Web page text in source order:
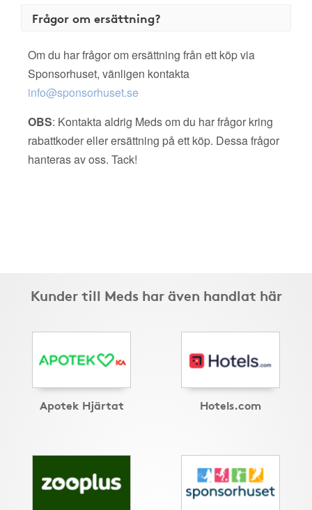
Frågor om ersättning?
Om du har frågor om ersättning från ett köp via
Sponsorhuset, vänligen kontakta
info@sponsorhuset.se
OBS: Kontakta aldrig Meds om du har frågor kring
rabattkoder eller ersättning på ett köp. Dessa frågor
hanteras av oss. Tack!
Kunder till Meds har även handlat här
Apotek Hjärtat Hotels.com